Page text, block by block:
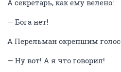
А секретарь, как ему велено:
— Бога нет!
А Перельман окрепшим
— Ну вот! А я что говорил!